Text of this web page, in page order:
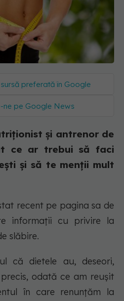
preferată în Google
ne pe Google News
și antrenor de
ce ar trebui să faci
și să te menții mult
recent pe pagina sa de
informații cu privire la
slăbire.
că dietele au, deseori,
odată ce am reușit
în care renunțăm la